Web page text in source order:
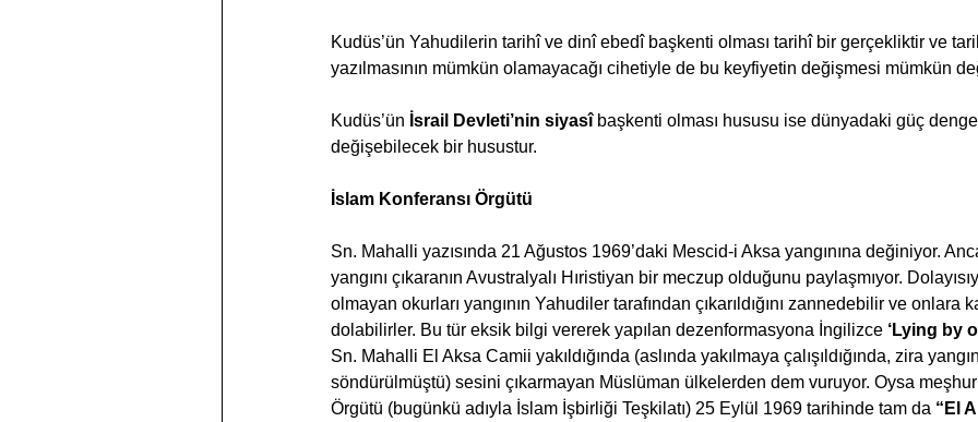
Kudüs’ün Yahudilerin tarihî ve dinî ebedî başkenti olması tarihî bir gerçekliktir ve
yazılmasının mümkün olamayacağı cihetiyle de bu keyfiyetin değişmesi mümkün
Kudüs’ün İsrail Devleti’nin siyasî başkenti olması hususu ise dünyadaki güç
değişebilecek bir husustur.
İslam Konferansı Örgütü
Sn. Mahalli yazısında 21 Ağustos 1969’daki Mescid-i Aksa yangınına değiniyor.
yangını çıkaranın Avustralyalı Hıristiyan bir meczup olduğunu paylaşmıyor.
olmayan okurları yangının Yahudiler tarafından çıkarıldığını zannedebilir ve onlara
dolabilirler. Bu tür eksik bilgi vererek yapılan dezenformasyona İngilizce ‘Lying by
Sn. Mahalli El Aksa Camii yakıldığında (aslında yakılmaya çalışıldığında, zira
söndürülmüştü) sesini çıkarmayan Müslüman ülkelerden dem vuruyor. Oysa
Örgütü (bugünkü adıyla İslam İşbirliği Teşkilatı) 25 Eylül 1969 tarihinde tam da “El